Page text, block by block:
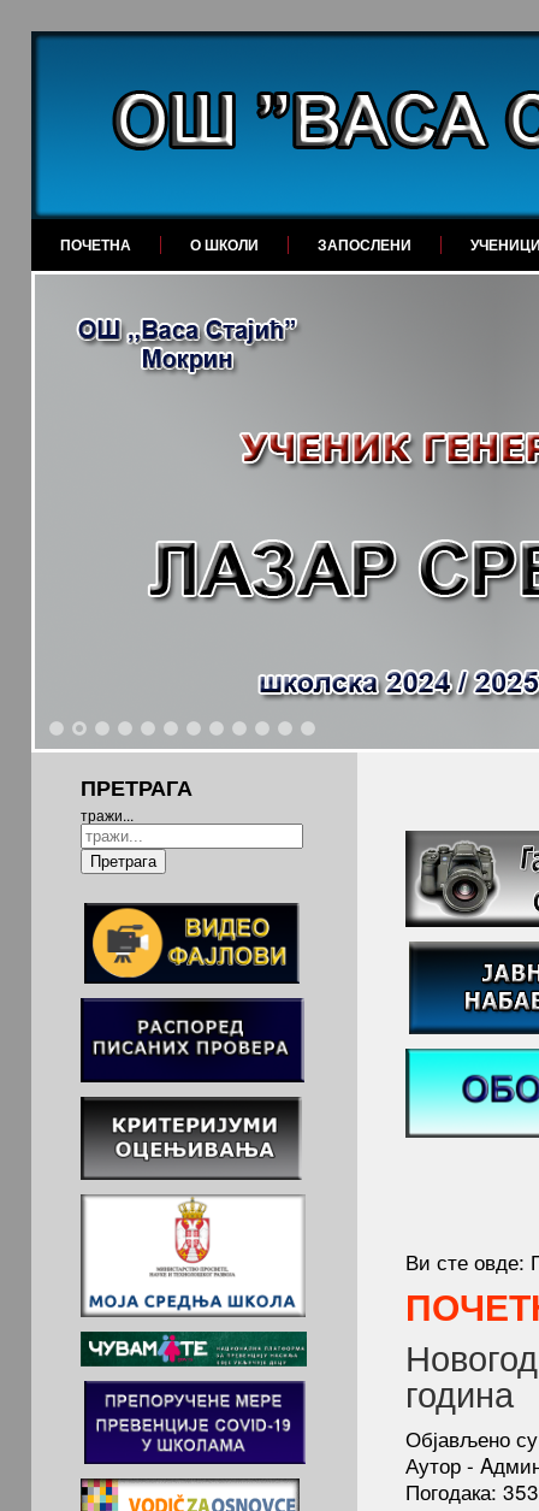
ПОЧЕТНА О ШКОЛИ ЗАПОСЛЕНИ
ПРЕТРАГА
тражи...
Претрага
Ви сте овде:
година
Објављено
Аутор -
Погодака: